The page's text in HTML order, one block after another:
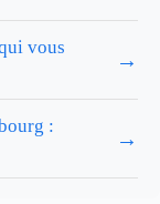
vous
→
:
→